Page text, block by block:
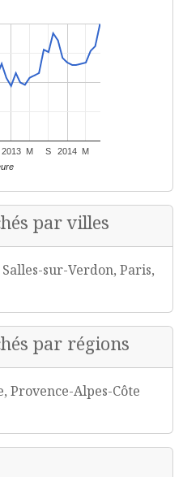
2013 2014
M S M
par villes
sur-Verdon, Paris,
par régions
Provence-Alpes-Côte